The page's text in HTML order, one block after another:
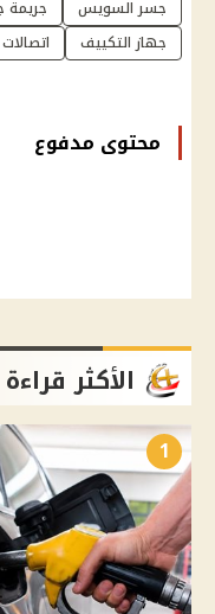
جسر السويس
جهاز التكييف
اتصالات
محتوى مدفوع
الأكثر قراءة
1